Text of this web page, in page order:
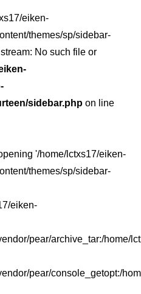
eiken-
themes/sp/sidebar-
No such file or
sidebar.php on line
'/home/lctxs17/eiken-
themes/sp/sidebar-
eiken-
pear/archive_tar:/home/
pear/console_getopt:/